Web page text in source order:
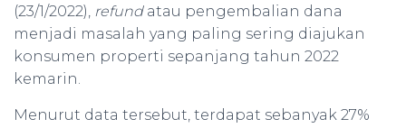
(23/1/2022), refund atau pengembalian dana
menjadi masalah yang paling sering diajukan
konsumen properti sepanjang tahun 2022
kemarin.
Menurut data tersebut, terdapat sebanyak 27%